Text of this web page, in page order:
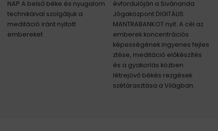
NAP A belső béke és nyugalom
technikáival szolgáljuk a
meditáció iránt nyitott
embereket
évfordulóján a Sivánanda
Jógaközpont DIGITÁLIS
MANTRABANKOT nyit. A cél az
emberek koncentrációs
képességének ingyenes fejles
ztése, meditáció előkészítés
és a gyakorlás közben
létrejövő békés rezgések
szétárasztása a Világban.